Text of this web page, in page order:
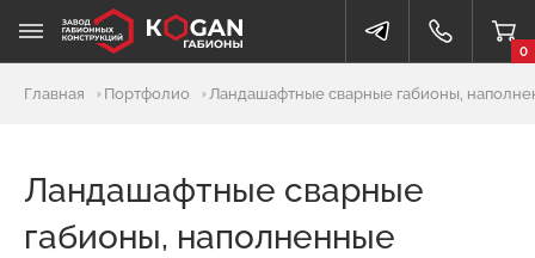
0
Главная Портфолио Ландашафтные сварные габионы,
Ландашафтные сварные
габионы, наполненные